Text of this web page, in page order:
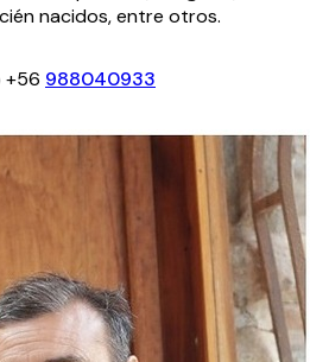
nacidos, entre otros.
+56 988040933